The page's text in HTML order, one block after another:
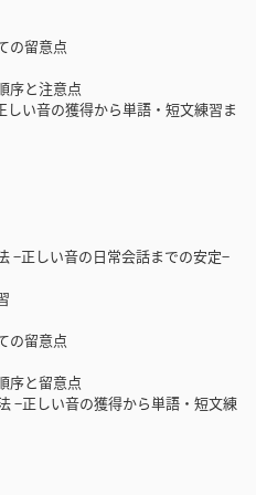
の留意点
と注意点
い音の獲得から単語・短文練習ま
−正しい音の日常会話までの安定−
の留意点
と留意点
−正しい音の獲得から単語・短文練